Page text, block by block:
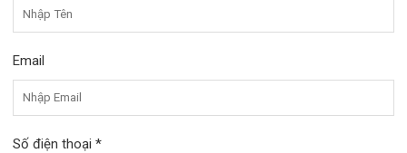
Email
Số điện thoại *